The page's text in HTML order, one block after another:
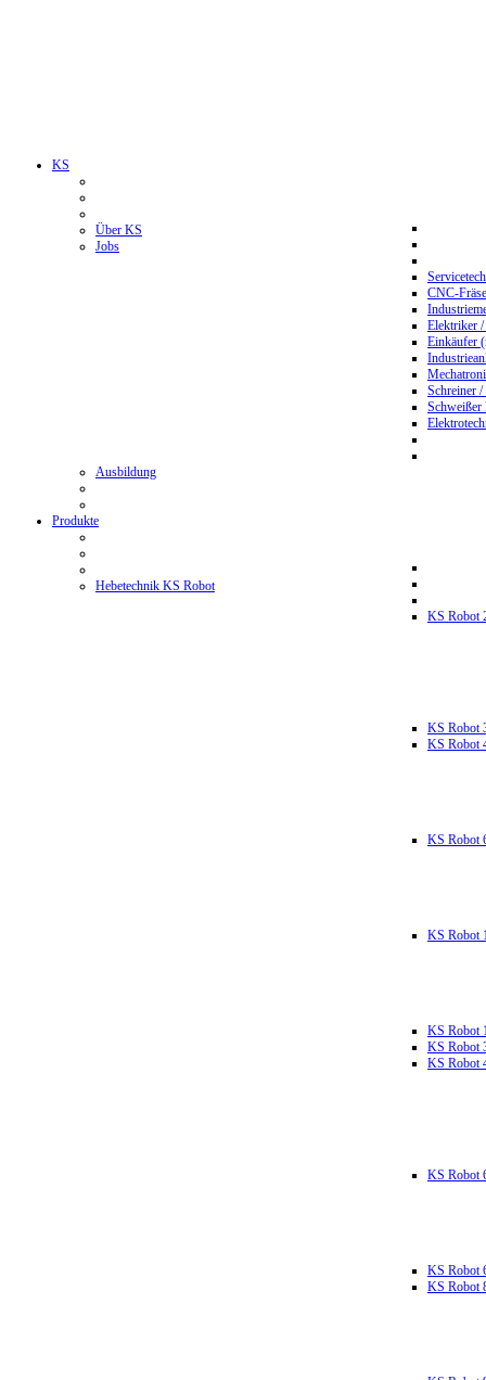
KS
Über KS
Jobs
CNC-
Elektriker
Einkäufer
Schreiner
Ausbildung
Produkte
Hebetechnik KS Robot
KS Robot
KS Robot
KS Robot
KS Robot
KS Robot
KS Robot
KS Robot
KS Robot
KS Robot
KS Robot
KS Robot